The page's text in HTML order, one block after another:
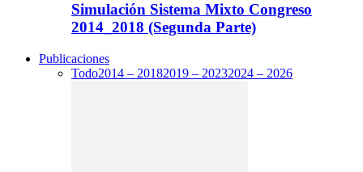
Simulación Sistema Mixto Congreso
2014_2018 (Segunda Parte)
Publicaciones
Todo2014 – 20182019 – 20232024 – 2026